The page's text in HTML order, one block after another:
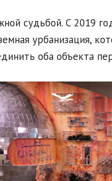
судьбой. С 2019
урбанизация,
оба объекта